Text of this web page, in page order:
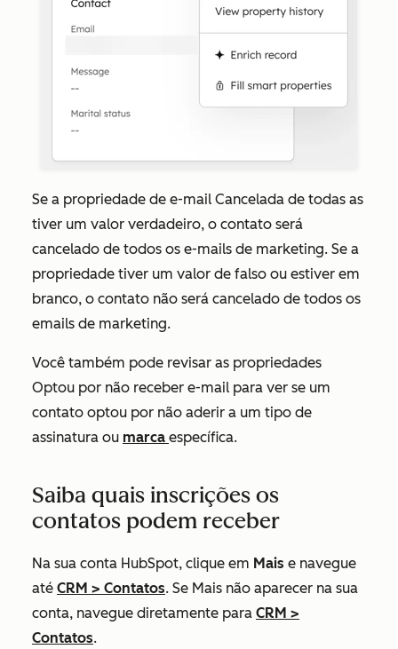
Se a propriedade de e-mail Cancelada de todas as
tiver um valor verdadeiro, o contato será
cancelado de todos os e-mails de marketing. Se a
propriedade tiver um valor de falso ou estiver em
branco, o contato não será cancelado de todos os
emails de marketing.
Você também pode revisar as propriedades
Optou por não receber e-mail para ver se um
contato optou por não aderir a um tipo de
assinatura ou marca específica.
Saiba quais inscrições os
contatos podem receber
Na sua conta HubSpot, clique em Mais e navegue
até CRM > Contatos. Se Mais não aparecer na sua
conta, navegue diretamente para CRM >
Contatos.